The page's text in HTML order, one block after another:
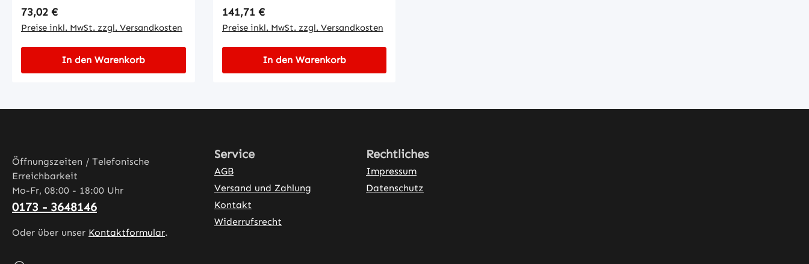
Regulärer Preis:
73,02 €
Preise inkl. MwSt. zzgl. Versandkosten
In den Warenkorb
Regulärer Preis:
141,71 €
Preise inkl. MwSt. zzgl. Versandkosten
In den Warenkorb
Öffnungszeiten / Telefonische
Erreichbarkeit
Mo-Fr, 08:00 - 18:00 Uhr
0173 - 3648146
Oder über unser Kontaktformular.
Service
AGB
Versand und Zahlung
Kontakt
Widerrufsrecht
Rechtliches
Impressum
Datenschutz